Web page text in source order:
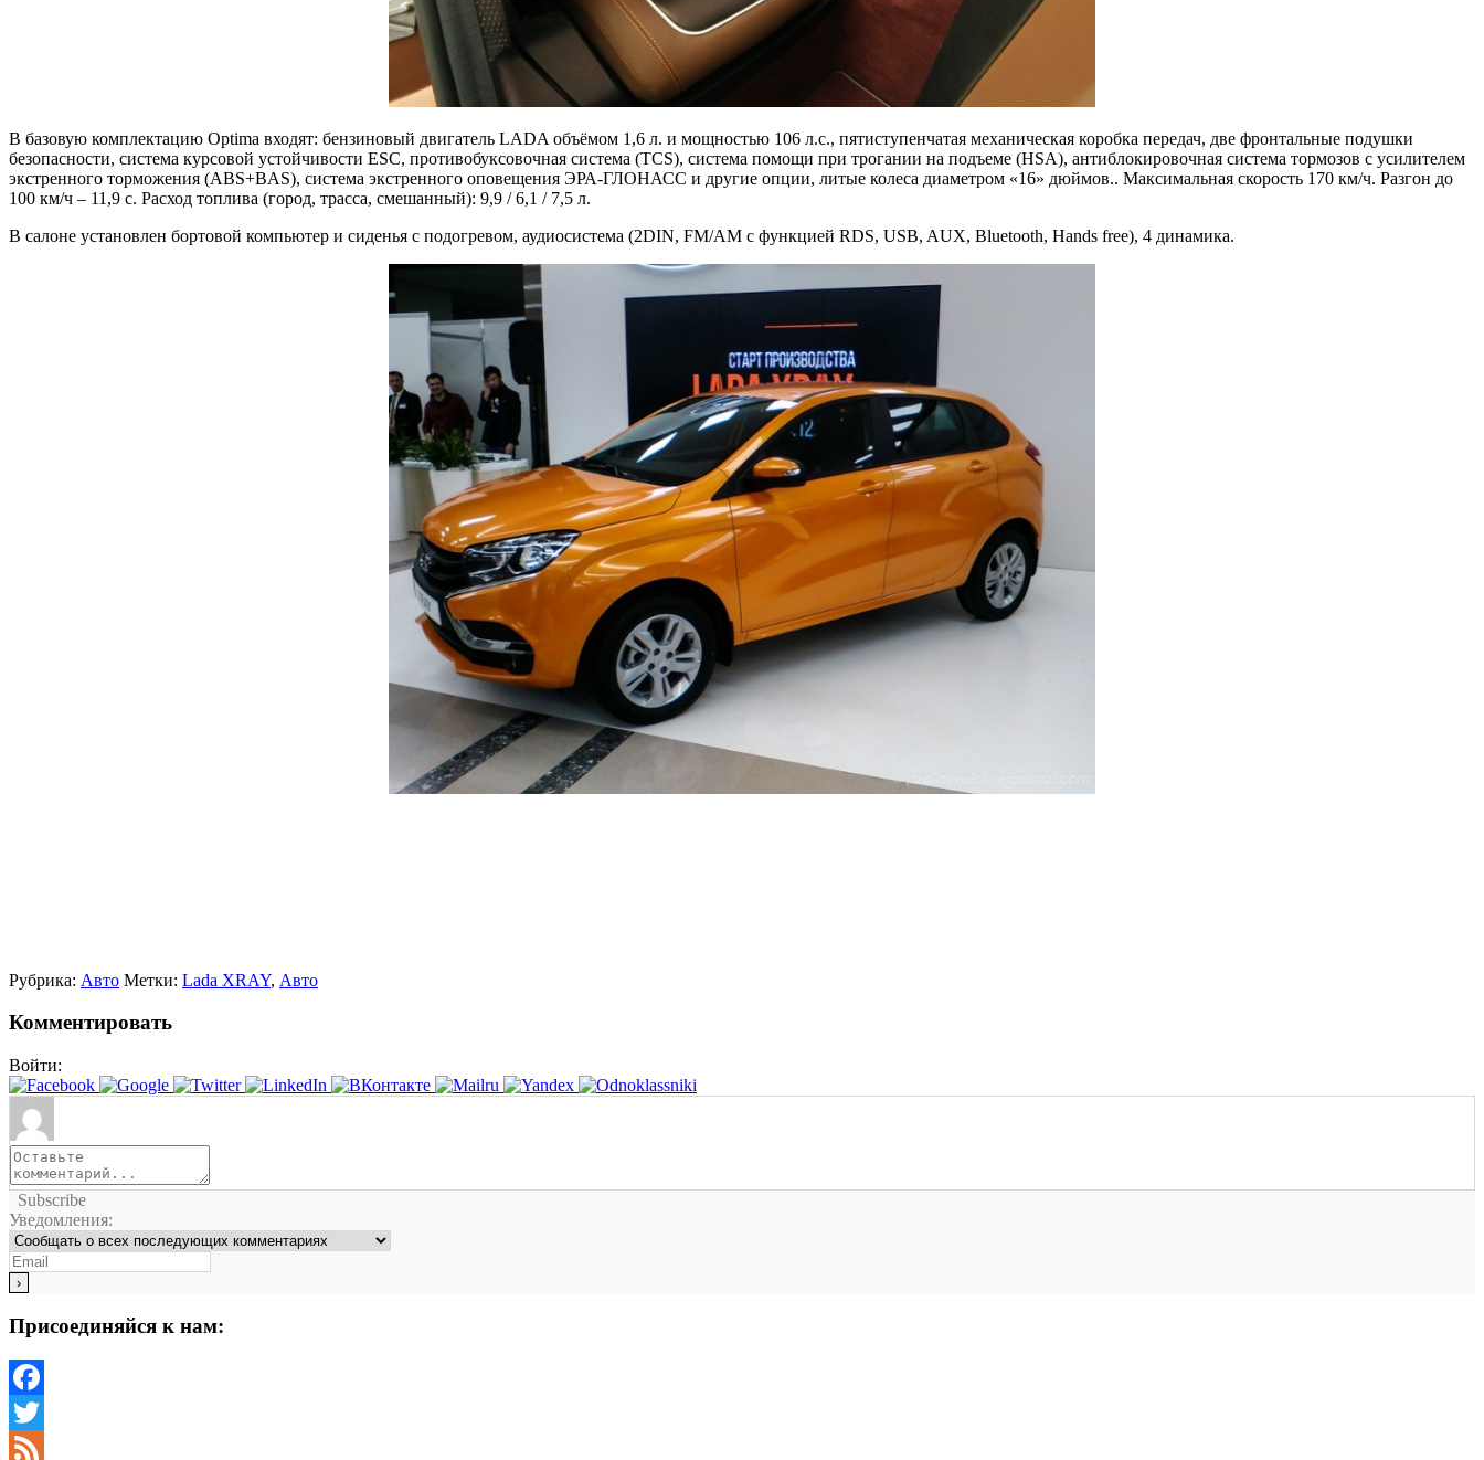
В базовую комплектацию Optima входят: бензиновый двигатель LADA объёмом 1,6 л. и мощностью 106 л.с., пятиступенчатая механическая коробка передач, две фронтальные подушки
безопасности, система курсовой устойчивости ESC, противобуксовочная система (TCS), система помощи при трогании на подъеме (HSА), антиблокировочная система тормозов с усилителем
экстренного торможения (ABS+BAS), система экстренного оповещения ЭРА-ГЛОНАСС и другие опции, литые колеса диаметром «16» дюймов.. Максимальная скорость 170 км/ч. Разгон до
100 км/ч – 11,9 с. Расход топлива (город, трасса, смешанный): 9,9 / 6,1 / 7,5 л.
В салоне установлен бортовой компьютер и сиденья с подогревом, аудиосистема (2DIN, FM/AM с функцией RDS, USB, AUX, Bluetooth, Hands free), 4 динамика.
Рубрика: Авто Метки: Lada XRAY, Авто
Комментировать
Войти:
Subscribe
Уведомления:
Присоединяйся к нам:
Facebook
Twitter